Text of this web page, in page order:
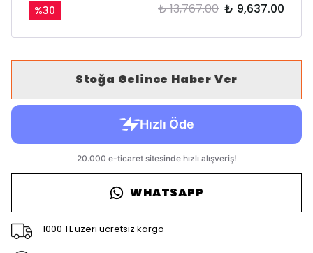
%30 ₺ 13,767.00 ₺ 9,637.00
Stoğa Gelince Haber Ver
WHATSAPP
1000 TL üzeri ücretsiz kargo